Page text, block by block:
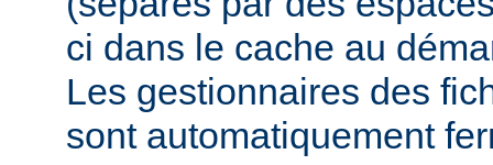
ci dans le cache au
Les gestionnaires des
sont automatiquement